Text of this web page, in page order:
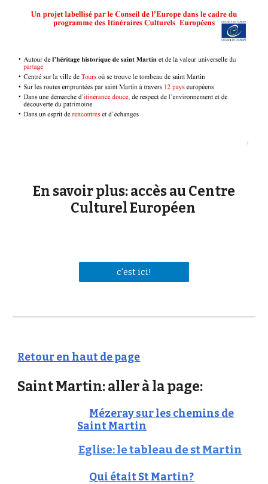
En savoir plus: accès au Centre
Culturel Européen
c'est ici!
Retour en haut de page
Saint Martin: aller à la page:
Mézeray sur les chemins de
Saint Martin
Eglise: le tableau de st Martin
Qui était St Martin?